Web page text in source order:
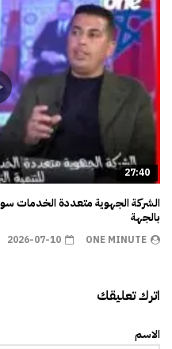
27:40
الشركة الجهوية متعددة الخدمات
بالجهة
ONE MINUTE
2026-07-10
اترك تعليقك
الاسم